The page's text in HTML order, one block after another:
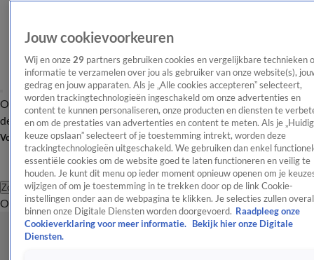
OverzichtAfleveringen Entertainment TV Algemeen
Tip
de redactieNieuwsbrief
Volg Shownieuws
Zoeken
OverzichtEntertainmentSpraakmakendRealityCrimeVideo's
Jouw cookievoorkeuren
Wij en onze 29 partners gebruiken cookies en vergelijkbare technieken
informatie te verzamelen over jou als gebruiker van onze website(s),
gedrag en jouw apparaten. Als je „Alle cookies accepteren” selecteert,
worden trackingtechnologieën ingeschakeld om onze advertenties en
content te kunnen personaliseren, onze producten en diensten te
en om de prestaties van advertenties en content te meten. Als je
keuze opslaan” selecteert of je toestemming intrekt, worden deze
trackingtechnologieën uitgeschakeld. We gebruiken dan enkel
essentiële cookies om de website goed te laten functioneren en veilig te
houden. Je kunt dit menu op ieder moment opnieuw openen om je
wijzigen of om je toestemming in te trekken door op de link Cookie-
instellingen onder aan de webpagina te klikken. Je selecties zullen overal
binnen onze Digitale Diensten worden doorgevoerd. Raadpleeg onze
Cookieverklaring voor meer informatie.
Bekijk hier onze Digitale
Diensten.